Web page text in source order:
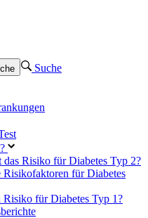
Suche
das Risiko für Diabetes Typ 2?
Risikofaktoren für Diabetes
Risiko für Diabetes Typ 1?